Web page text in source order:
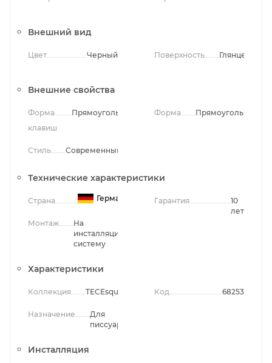
Внешний вид
Цвет Черный Поверхность Глянцевая
Внешние свойства
Форма
клавиш
Прямоугольная
Стиль Современный
Форма Прямоугольная
Технические характеристики
Страна Германия
Монтаж
На
инсталляционную
систему
Гарантия
10
лет
Характеристики
Коллекция TECEsquare
Назначение
Для
писсуара
Код 68253
Инсталляция